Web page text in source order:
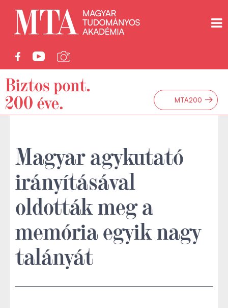
MTA200 →
Magyar agykutató
irányításával
oldották meg a
memória egyik nagy
talányát